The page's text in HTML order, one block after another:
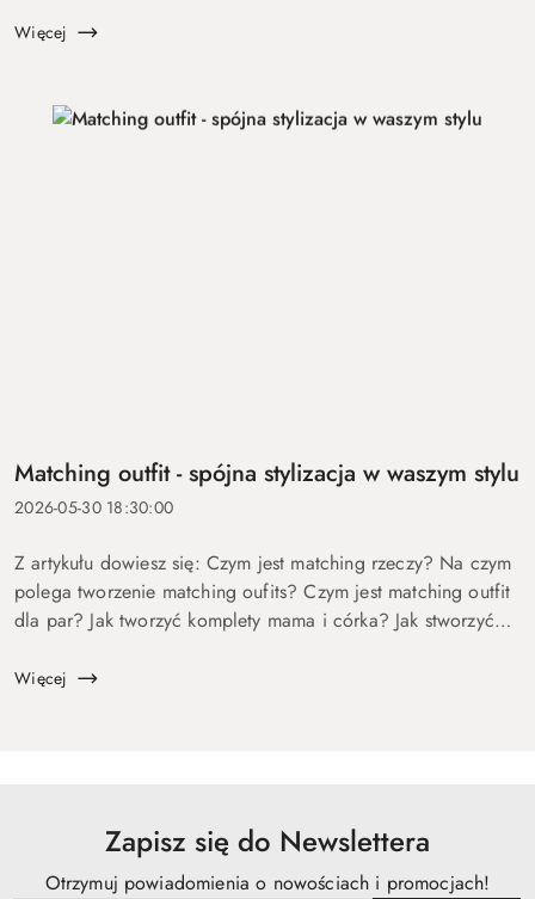
Więcej
Matching outfit - spójna stylizacja w waszym stylu
2026-05-30 18:30:00
Z artykułu dowiesz się: Czym jest matching rzeczy? Na czym
polega tworzenie matching oufits? Czym jest matching outfit
dla par? Jak tworzyć komplety mama i córka? Jak stworzyć
ciekawego mechanizmu...
Więcej
Zapisz się do Newslettera
Otrzymuj powiadomienia o nowościach i promocjach!